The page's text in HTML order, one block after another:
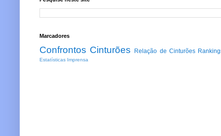
Marcadores
Confrontos Cinturões Relação de Cinturões
Estatísticas Imprensa